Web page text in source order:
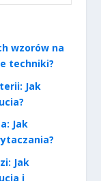
wzorów na
techniki?
Jak
Jak
Jak
i